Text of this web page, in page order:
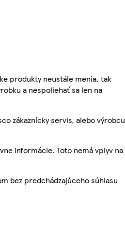
produkty neustále menia, tak
a nespoliehať sa len na
zákaznícky servis, alebo výrobcu
informácie. Toto nemá vplyv na
bez predchádzajúceho súhlasu